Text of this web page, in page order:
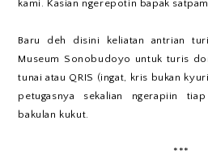
kami. Kasian ngerepotin bapak
Baru deh disini keliatan antrian
Museum Sonobudoyo untuk turis
tunai atau QRIS (ingat, kris bukan
petugasnya sekalian ngerapiin
bakulan kukut.
***